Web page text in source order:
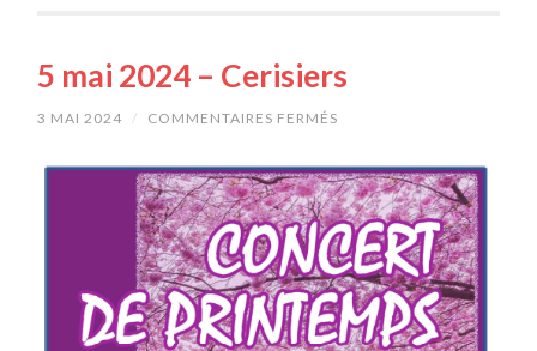
5 mai 2024 – Cerisiers
3 MAI 2024 / COMMENTAIRES FERMÉS
2024
–
CERISIERS